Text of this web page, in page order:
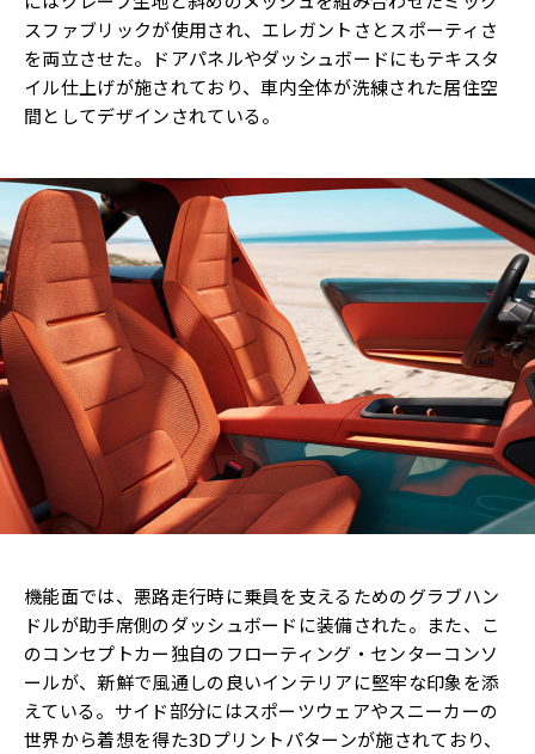
スファブリックが使用され、エレガントさとスポーティさ
を両立させた。ドアパネルやダッシュボードにもテキスタ
イル仕上げが施されており、車内全体が洗練された居住空
間としてデザインされている。
機能面では、悪路走行時に乗員を支えるためのグラブハン
ドルが助手席側のダッシュボードに装備された。また、こ
のコンセプトカー独自のフローティング・センターコンソ
ールが、新鮮で風通しの良いインテリアに堅牢な印象を添
えている。サイド部分にはスポーツウェアやスニーカーの
世界から着想を得た3Dプリントパターンが施されており、